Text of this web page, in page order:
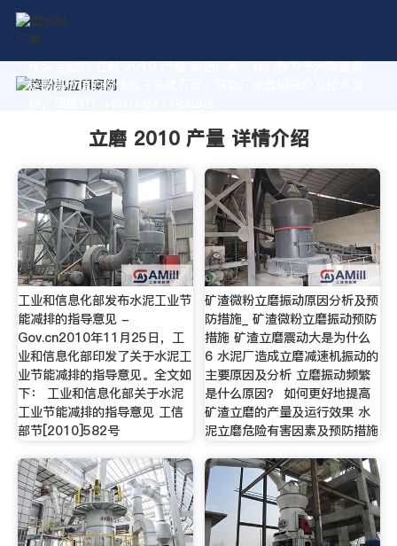
作为专业的 立磨 2010 产量 制造厂家，我们致力于为您量身
定制高价值的粉体加工系统方案。获取厂家直销报价及技术支
立磨 2010 产量 详情介绍
工业和信息化部发布水泥工业节
能减排的指导意见 -
Gov.cn2010年11月25日，工
业和信息化部印发了关于水泥工
业节能减排的指导意见。全文如
下： 工业和信息化部关于水泥
工业节能减排的指导意见 工信
部节[2010]582号
矿渣微粉立磨振动原因分析及预
防措施_ 矿渣微粉立磨振动预防
措施 矿渣立磨震动大是为什么
6 水泥厂造成立磨减速机振动的
主要原因及分析 立磨振动频繁
是什么原因？ 如何更好地提高
矿渣立磨的产量及运行效果 水
泥立磨危险有害因素及预防措施